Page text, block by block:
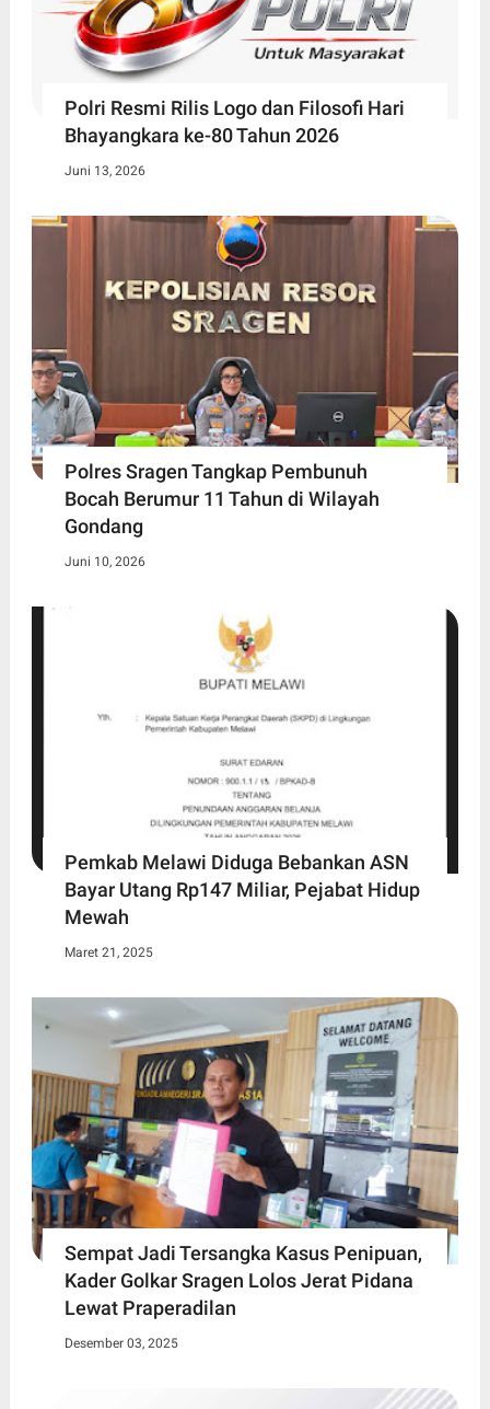
Polri Resmi Rilis Logo dan Filosofi Hari
Bhayangkara ke-80 Tahun 2026
Juni 13, 2026
Polres Sragen Tangkap Pembunuh
Bocah Berumur 11 Tahun di Wilayah
Gondang
Juni 10, 2026
Pemkab Melawi Diduga Bebankan ASN
Bayar Utang Rp147 Miliar, Pejabat Hidup
Mewah
Maret 21, 2025
Sempat Jadi Tersangka Kasus Penipuan,
Kader Golkar Sragen Lolos Jerat Pidana
Lewat Praperadilan
Desember 03, 2025